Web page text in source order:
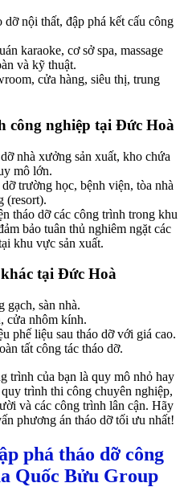
nội thất, đập phá kết cấu công
karaoke, cơ sở spa, massage
và kỹ thuật.
cửa hàng, siêu thị, trung
công nghiệp tại Đức Hoà
nhà xưởng sản xuất, kho chứa
mô lớn.
trường học, bệnh viện, tòa nhà
(resort).
tháo dỡ các công trình trong khu
bảo tuân thủ nghiêm ngặt các
khu vực sản xuất.
tại Đức Hoà
gạch, sàn nhà.
cửa nhôm kính.
phế liệu sau tháo dỡ với giá cao.
tất công tác tháo dỡ.
trình của bạn là quy mô nhỏ hay
trình thi công chuyên nghiệp,
và các công trình lân cận. Hãy
phương án tháo dỡ tối ưu nhất!
phá tháo dỡ công
Quốc Bửu Group